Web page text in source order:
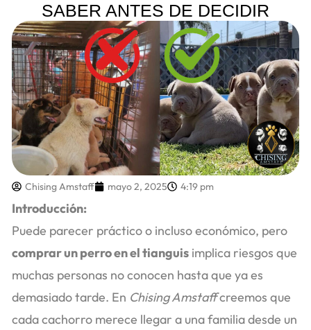
SABER ANTES DE DECIDIR
Chising Amstaff mayo 2, 2025 4:19 pm
Introducción:
Puede parecer práctico o incluso económico, pero
comprar un perro en el tianguis implica riesgos que
muchas personas no conocen hasta que ya es
demasiado tarde. En Chising Amstaffcreemos que
cada cachorro merece llegar a una familia desde un